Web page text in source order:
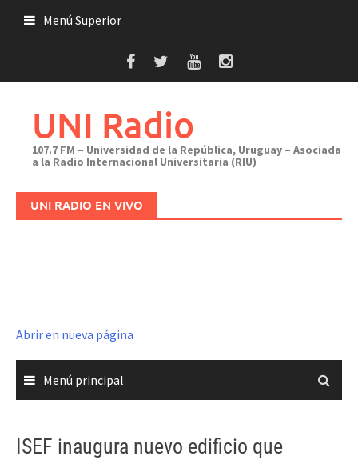
Menú Superior
UNI Radio
107.7 FM – Universidad de la República, Uruguay – Asociada
a la Radio Internacional Universitaria (RIU)
UNI RADIO EN VIVO
Abrir en nueva página
Menú principal
ISEF inaugura nuevo edificio que